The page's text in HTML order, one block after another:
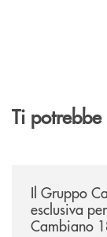
Ti
Il Gruppo
esclusiva
Cambiano